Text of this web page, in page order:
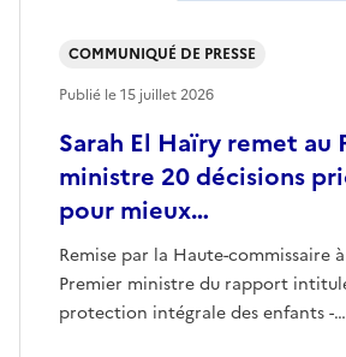
Sarah El Haïry remet au
ministre 20 décisions
pour mieux…
Remise par la Haute-commissaire
Premier ministre du rapport
protection intégrale des enfants -…
COMMUNIQUÉ DE PRESSE
Publié le15 juillet 2026